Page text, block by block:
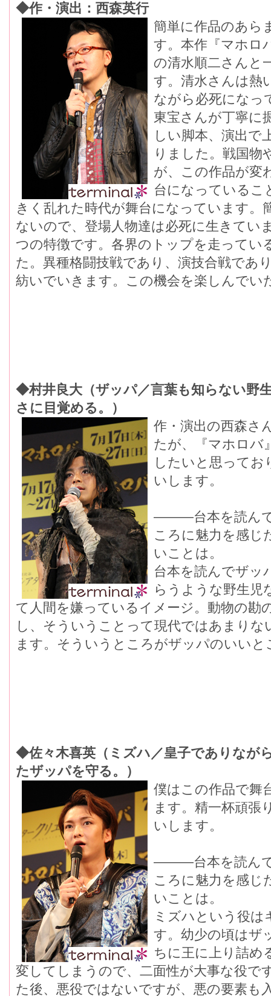
◆作・演出：西森英行
簡単に作品のあら
す。本作『マホロ
の清水順二さんと
す。清水さんは熱
ながら必死になっ
東宝さんが丁寧に
しい脚本、演出で
りました。戦国物
が、この作品が変
台になっているこ
きく乱れた時代が舞台になっています。
ないので、登場人物達は必死に生きてい
つの特徴です。各界のトップを走ってい
た。異種格闘技戦であり、演技合戦であ
紡いでいきます。この機会を楽しんでい
◆村井良大（ザッパ／言葉も知らない野
さに目覚める。）
作・演出の西森さ
たが、『マホロバ
したいと思ってお
いします。
―――台本を読んで
ころに魅力を感じ
いことは。
台本を読んでザッ
らうような野生児
て人間を嫌っているイメージ。動物の勘
し、そういうことって現代ではあまり
ます。そういうところがザッパのいい
◆佐々木喜英（ミズハ／皇子でありなが
たザッパを守る。）
僕はこの作品で舞
ます。精一杯頑張
いします。
―――台本を読んで
ころに魅力を感じ
いことは。
ミズハという役は
す。幼少の頃はザ
ちに王に上り詰め
変してしまうので、二面性が大事な役で
た後、悪役ではないですが、悪の要素も